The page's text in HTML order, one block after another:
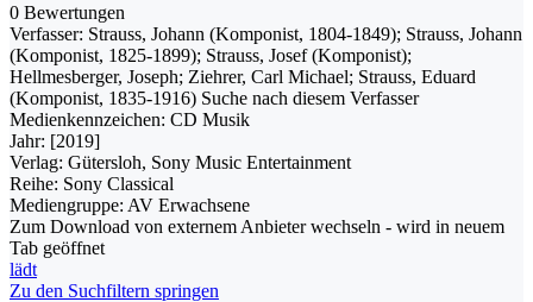
0 Bewertungen
Verfasser: Strauss, Johann (Komponist, 1804-1849); Strauss, Johann
(Komponist, 1825-1899); Strauss, Josef (Komponist);
Hellmesberger, Joseph; Ziehrer, Carl Michael; Strauss, Eduard
(Komponist, 1835-1916) Suche nach diesem Verfasser
Medienkennzeichen: CD Musik
Jahr: [2019]
Verlag: Gütersloh, Sony Music Entertainment
Reihe: Sony Classical
Mediengruppe: AV Erwachsene
Zum Download von externem Anbieter wechseln - wird in neuem
Tab geöffnet
lädt
Zu den Suchfiltern springen